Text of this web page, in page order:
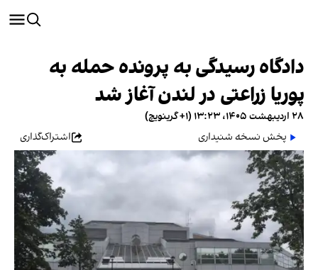
دادگاه رسیدگی به پرونده حمله به
پوریا زراعتی در لندن آغاز شد
۲۸ اردیبهشت ۱۴۰۵، ۱۳:۲۳ (‎+۱ گرینویچ)
پخش نسخه شنیداری
اشتراک‌گذاری